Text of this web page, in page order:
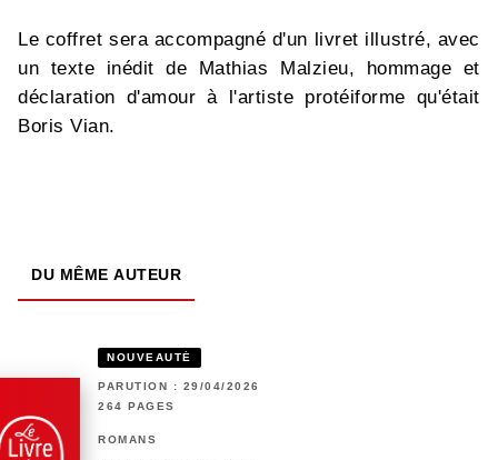
Le coffret sera accompagné d'un livret illustré, avec
un texte inédit de Mathias Malzieu, hommage et
déclaration d'amour à l'artiste protéiforme qu'était
Boris Vian.
DU MÊME AUTEUR
NOUVEAUTÉ
PARUTION : 29/04/2026
264 PAGES
ROMANS